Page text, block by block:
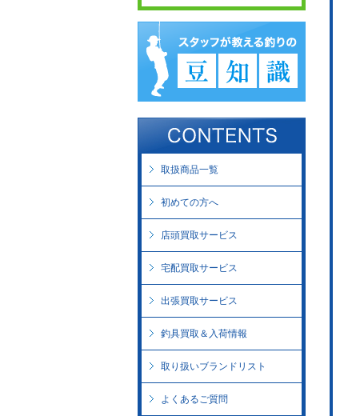
取扱商品一覧
初めての方へ
店頭買取サービス
宅配買取サービス
出張買取サービス
釣具買取＆入荷情報
取り扱いブランドリスト
よくあるご質問